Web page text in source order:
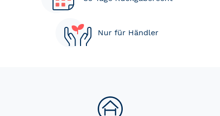
Nur für Händler